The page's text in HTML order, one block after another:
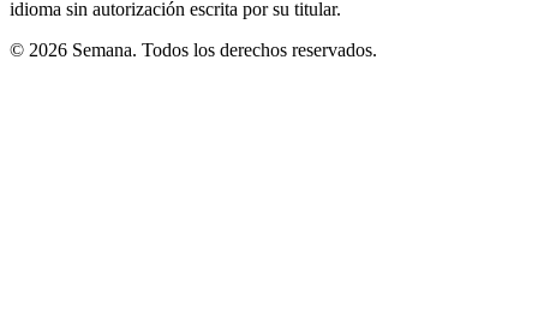
idioma sin autorización escrita por su titular.
© 2026 Semana. Todos los derechos reservados.